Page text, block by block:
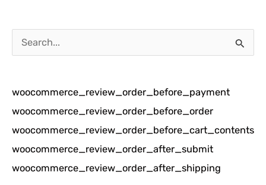
a
i
u
n
t
u
woocommerce_review_order_before_payment
woocommerce_review_order_before_order
woocommerce_review_order_before_cart_contents
woocommerce_review_order_after_submit
woocommerce_review_order_after_shipping